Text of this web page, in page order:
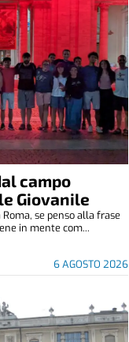
campo
Giovanile
6 AGOSTO 2026
se penso alla frase
in mente com...